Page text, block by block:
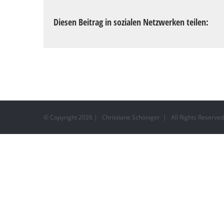
Diesen Beitrag in sozialen Netzwerken teilen:
© Copyright 2026 | Christiane Schöniger | All Rights